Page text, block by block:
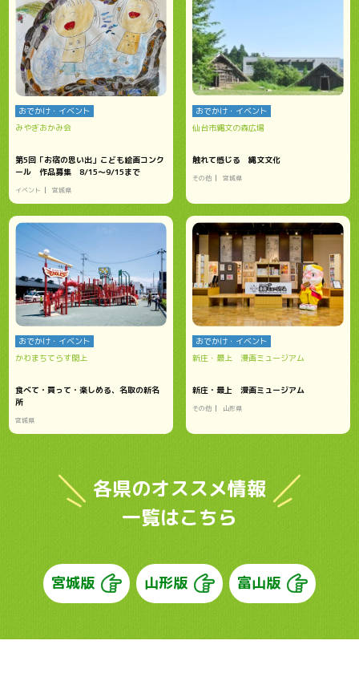
おでかけ・イベント
みやぎおかみ会
第5回「お宿の思い出」こども絵画コンク
ール 作品募集 8/15～9/15まで
イベント 宮城県
おでかけ・イベント
仙台市縄文の森広場
触れて感じる 縄文文化
その他 宮城県
おでかけ・イベント
かわまちてらす閖上
食べて・買って・楽しめる、名取の新名
所
宮城県
おでかけ・イベント
新庄・最上 漫画ミュージアム
新庄・最上 漫画ミュージアム
その他 山形県
各県のオススメ情報
一覧はこちら
宮城版 山形版 富山版